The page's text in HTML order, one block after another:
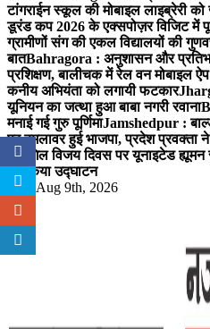
टांगराईन स्कूल की मोबाइल लाइब्रेरी
डूरंड कप 2026 के एक्सपोज़र विजिट में
ग्रामीणों संग की एकल विद्यालयों की
बातBahragora : अनुशासन और प्रतिभा
प्रशिक्षण, बालीचक में रेल वन मोबाइल
कनीय अभियंता को लगायी फटकार
यूनियन का जत्था हुआ बाबा नगरी रवाना
मनाई गई गुरु पूर्णिमाJamshedpur :
पर हमलावर हुई भाजपा, प्रदेश प्रवक्ता
कारगिल विजय दिवस पर यूनाइटेड
का किया उद्घाटन
Sun. Aug 9th, 2026